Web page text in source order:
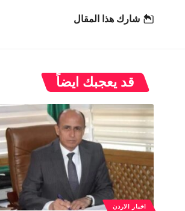
شارك هذا المقال
قد يعجبك ايضاً
اخبار الاردن